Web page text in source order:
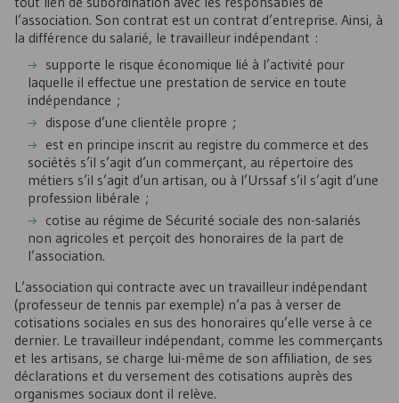
l’association. Son contrat est un contrat d’entreprise. Ainsi, à
la différence du salarié, le travailleur indépendant :
supporte le risque économique lié à l’activité pour
laquelle il effectue une prestation de service en toute
indépendance ;
dispose d’une clientèle propre ;
est en principe inscrit au registre du commerce et des
sociétés s’il s’agit d’un commerçant, au répertoire des
métiers s’il s’agit d’un artisan, ou à l’Urssaf s’il s’agit d’une
profession libérale ;
cotise au régime de Sécurité sociale des non-salariés
non agricoles et perçoit des honoraires de la part de
l’association.
L’association qui contracte avec un travailleur indépendant
(professeur de tennis par exemple) n’a pas à verser de
cotisations sociales en sus des honoraires qu’elle verse à ce
dernier. Le travailleur indépendant, comme les commerçants
et les artisans, se charge lui-même de son affiliation, de ses
déclarations et du versement des cotisations auprès des
organismes sociaux dont il relève.